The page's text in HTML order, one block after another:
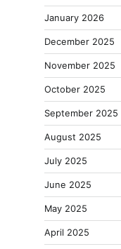
January 2026
December 2025
November 2025
October 2025
September 2025
August 2025
July 2025
June 2025
May 2025
April 2025